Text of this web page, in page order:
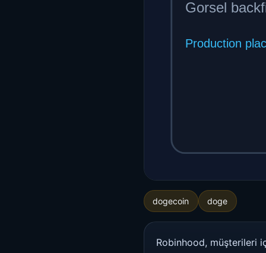
dogecoin doge
Robinhood, müşterileri